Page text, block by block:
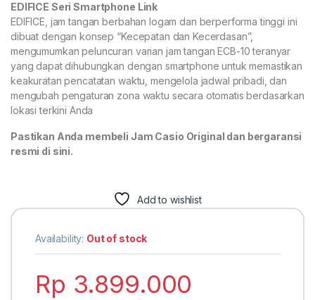
EDIFICE Seri Smartphone Link
EDIFICE, jam tangan berbahan logam dan berperforma tinggi ini
dibuat dengan konsep “Kecepatan dan Kecerdasan”,
mengumumkan peluncuran varian jam tangan ECB-10 teranyar
yang dapat dihubungkan dengan smartphone untuk memastikan
keakuratan pencatatan waktu, mengelola jadwal pribadi, dan
mengubah pengaturan zona waktu secara otomatis berdasarkan
lokasi terkini Anda
Pastikan Anda membeli Jam Casio Original dan bergaransi
resmi di sini.
Add to wishlist
Availability: Out of stock
Rp 3.899.000